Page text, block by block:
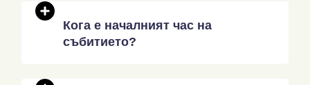
Кога е началният час на
събитието?